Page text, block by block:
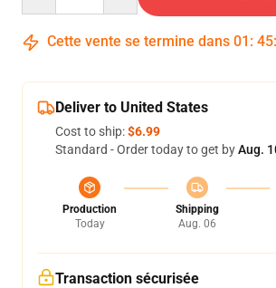
Cette vente se termine dans 01 : 45:
Deliver to United States
Cost to ship:$6.99
Standard - Order today to get byAug.
Production
Today
Shipping
Aug. 06
Transaction sécurisée